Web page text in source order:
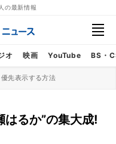
の最新情報
オ 映画 YouTube BS・
先表示する方法
はるか”の集大成!